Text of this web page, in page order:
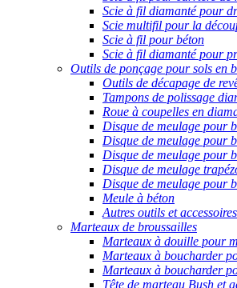
Scie à fil diamanté pour
Scie multifil pour la
Scie à fil pour béton
Scie à fil diamanté pour
Outils de ponçage pour sols en
Outils de décapage de
Tampons de polissage
Roue à coupelles en
Disque de meulage pour
Disque de meulage pour
Disque de meulage pour
Disque de meulage
Disque de meulage pour
Meule à béton
Autres outils et
Marteaux de broussailles
Marteaux à douille pour
Marteaux à boucharder
Marteaux à boucharder
Tête de marteau Bush et